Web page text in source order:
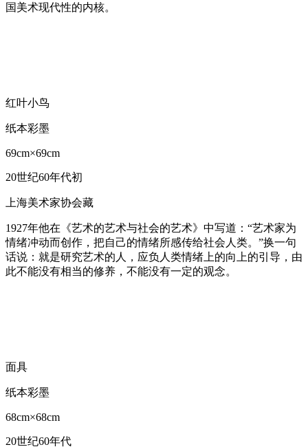
国美术现代性的内核。
红叶小鸟
纸本彩墨
69cm×69cm
20世纪60年代初
上海美术家协会藏
1927年他在《艺术的艺术与社会的艺术》中写道：“艺术家为
情绪冲动而创作，把自己的情绪所感传给社会人类。”换一句
话说：就是研究艺术的人，应负人类情绪上的向上的引导，由
此不能没有相当的修养，不能没有一定的观念。
面具
纸本彩墨
68cm×68cm
20世纪60年代